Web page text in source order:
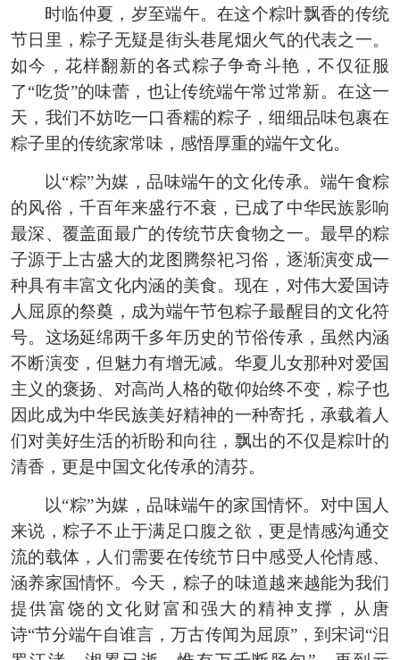
时临仲夏，岁至端午。在这个粽叶飘香的传统
节日里，粽子无疑是街头巷尾烟火气的代表之一。
如今，花样翻新的各式粽子争奇斗艳，不仅征服
了“吃货”的味蕾，也让传统端午常过常新。在这一
天，我们不妨吃一口香糯的粽子，细细品味包裹在
粽子里的传统家常味，感悟厚重的端午文化。
以“粽”为媒，品味端午的文化传承。端午食粽
的风俗，千百年来盛行不衰，已成了中华民族影响
最深、覆盖面最广的传统节庆食物之一。最早的粽
子源于上古盛大的龙图腾祭祀习俗，逐渐演变成一
种具有丰富文化内涵的美食。现在，对伟大爱国诗
人屈原的祭奠，成为端午节包粽子最醒目的文化符
号。这场延绵两千多年历史的节俗传承，虽然内涵
不断演变，但魅力有增无减。华夏儿女那种对爱国
主义的褒扬、对高尚人格的敬仰始终不变，粽子也
因此成为中华民族美好精神的一种寄托，承载着人
们对美好生活的祈盼和向往，飘出的不仅是粽叶的
清香，更是中国文化传承的清芬。
以“粽”为媒，品味端午的家国情怀。对中国人
来说，粽子不止于满足口腹之欲，更是情感沟通交
流的载体，人们需要在传统节日中感受人伦情感、
涵养家国情怀。今天，粽子的味道越来越能为我们
提供富饶的文化财富和强大的精神支撑，从唐
诗“节分端午自谁言，万古传闻为屈原”，到宋词“汨